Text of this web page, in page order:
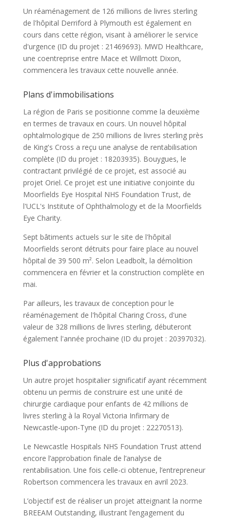
Un réaménagement de 126 millions de livres sterling
de l'hôpital Derriford à Plymouth est également en
cours dans cette région, visant à améliorer le service
d'urgence (ID du projet : 21469693). MWD Healthcare,
une coentreprise entre Mace et Willmott Dixon,
commencera les travaux cette nouvelle année.
Plans d'immobilisations
La région de Paris se positionne comme la deuxième
en termes de travaux en cours. Un nouvel hôpital
ophtalmologique de 250 millions de livres sterling près
de King's Cross a reçu une analyse de rentabilisation
complète (ID du projet : 18203935). Bouygues, le
contractant privilégié de ce projet, est associé au
projet Oriel. Ce projet est une initiative conjointe du
Moorfields Eye Hospital NHS Foundation Trust, de
l'UCL's Institute of Ophthalmology et de la Moorfields
Eye Charity.
Sept bâtiments actuels sur le site de l'hôpital
Moorfields seront détruits pour faire place au nouvel
hôpital de 39 500 m². Selon Leadbolt, la démolition
commencera en février et la construction complète en
mai.
Par ailleurs, les travaux de conception pour le
réaménagement de l'hôpital Charing Cross, d'une
valeur de 328 millions de livres sterling, débuteront
également l'année prochaine (ID du projet : 20397032).
Plus d'approbations
Un autre projet hospitalier significatif ayant récemment
obtenu un permis de construire est une unité de
chirurgie cardiaque pour enfants de 42 millions de
livres sterling à la Royal Victoria Infirmary de
Newcastle-upon-Tyne (ID du projet : 22270513).
Le Newcastle Hospitals NHS Foundation Trust attend
encore l’approbation finale de l’analyse de
rentabilisation. Une fois celle-ci obtenue, l’entrepreneur
Robertson commencera les travaux en avril 2023.
L’objectif est de réaliser un projet atteignant la norme
BREEAM Outstanding, illustrant l’engagement du